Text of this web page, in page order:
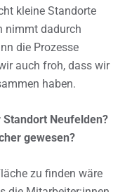
kleine Standorte
nimmt dadurch
die Prozesse
auch froh, dass wir
haben.
Neufelden?
gewesen?
zu finden wäre